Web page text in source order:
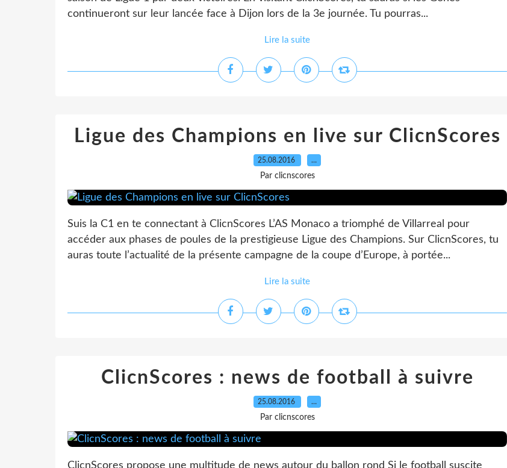
continueront sur leur lancée face à Dijon lors de la 3e journée. Tu pourras...
Lire la suite
Ligue des Champions en live sur ClicnScores
25.08.2016 …
Par clicnscores
Suis la C1 en te connectant à ClicnScores L’AS Monaco a triomphé de Villarreal pour
accéder aux phases de poules de la prestigieuse Ligue des Champions. Sur ClicnScores, tu
auras toute l’actualité de la présente campagne de la coupe d’Europe, à portée...
Lire la suite
ClicnScores : news de football à suivre
25.08.2016 …
Par clicnscores
ClicnScores propose une multitude de news autour du ballon rond Si le football suscite